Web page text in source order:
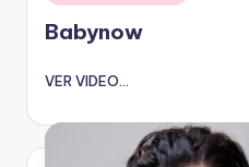
en
Babynow
VER VIDEO...